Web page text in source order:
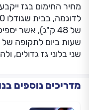
מחיר החימום בגז
שעות ביום לתקופה
שני בלוני גז גדולים,
מדריכים נוספים